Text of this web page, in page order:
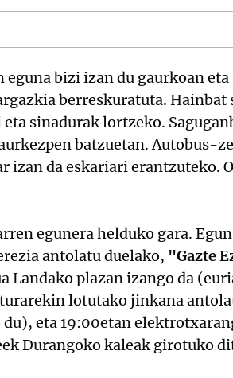
bizi izan du gaurkoan
berreskuratuta.
sinadurak lortzeko.
batzuetan. Autobus-
izan da eskariari erantzuteko.
egunera helduko gara.
antolatu duelako, "Gazte
Landako plazan izango da
lotutako jinkana
eta 19:00etan
Durangoko kaleak girotuko